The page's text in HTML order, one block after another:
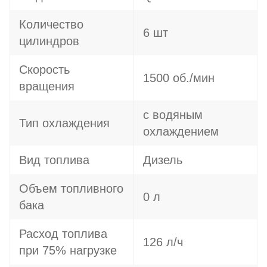
Количество
цилиндров
6 шт
Скорость
вращения
1500 об./мин
Тип охлаждения
с водяным
охлаждением
Вид топлива Дизель
Объем топливного
бака
0 л
Расход топлива
при 75% нагрузке
126 л/ч